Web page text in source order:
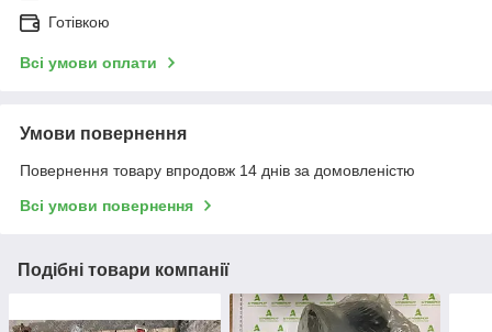
Готівкою
Всі умови оплати
Умови повернення
Повернення товару впродовж 14 днів за домовленістю
Всі умови повернення
Подібні товари компанії